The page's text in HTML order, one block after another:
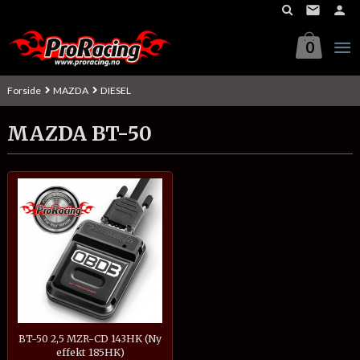
innholdet
0
Forside MAZDA DIESEL
MAZDA BT-50
BT-50 2,5 MZR-CD 143HK (Ny
effekt 185HK)